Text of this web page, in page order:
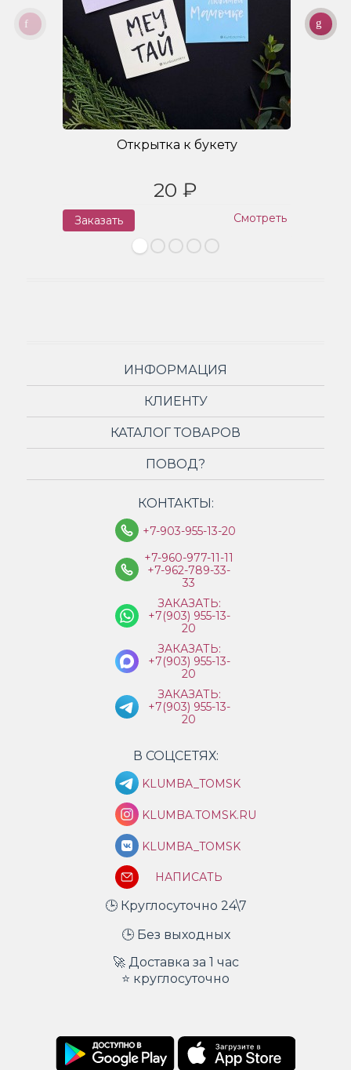
Открытка к букету
20 ₽
Заказать Смотреть
ИНФОРМАЦИЯ
КЛИЕНТУ
КАТАЛОГ ТОВАРОВ
ПОВОД?
КОНТАКТЫ:
+7-903-955-13-20
+7-960-977-11-11
+7-962-789-33-
33
ЗАКАЗАТЬ:
+7(903) 955-13-
20
ЗАКАЗАТЬ:
+7(903) 955-13-
20
ЗАКАЗАТЬ:
+7(903) 955-13-
20
В СОЦСЕТЯХ:
KLUMBA_TOMSK
KLUMBA.TOMSK.RU
KLUMBA_TOMSK
НАПИСАТЬ
🕒 Круглосуточно 24\7
🕒 Без выходных
🚀 Доставка за 1 час
⭐ круглосуточно